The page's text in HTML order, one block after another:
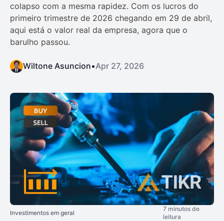
colapso com a mesma rapidez. Com os lucros do
primeiro trimestre de 2026 chegando em 29 de abril,
aqui está o valor real da empresa, agora que o
barulho passou.
Wiltone Asuncion•Apr 27, 2026
Investimentos em geral
7 minutos de
leitura